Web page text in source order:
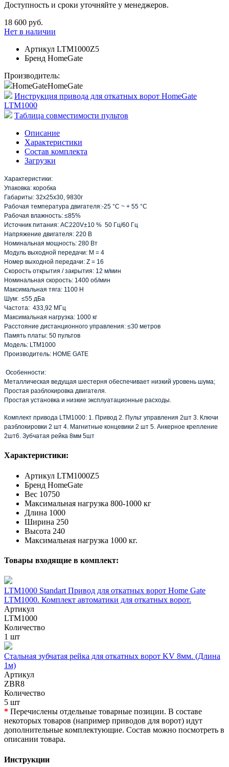
Доступность и сроки уточняйте у менеджеров.
18 600 руб.
Нет в наличии
Артикул LTM1000Z5
Бренд HomeGate
Производитель:
HomeGateHomeGate
Инструкция привода для откатных ворот HomeGate
LTM1000
Таблица совместимости пультов
Описание
Характеристики
Состав комплекта
Загрузки
Характеристики:
Упаковка: коробка
Габариты: 32х25х30, 9830г
Рабочая температура двигателя:-25 °C ~ + 55 °C
Рабочая влажность: ≤85%
Источник питания: AC220V±10 % 50 Гц/60 Гц
Напряжение двигателя: 220 В
Номинальная мощность: 280 Вт
Модуль выходной передачи: M = 4
Номер выходной передачи: Z = 16
Скорость открытия / закрытия: 12 м/мин
Номинальная скорость: 1400 об/мин
Максимальная тяга: 1100 Н
Шум: ≤55 дБа
Частота: 433,92 МГц
Максимальная нагрузка: 1000 кг
Расстояние дистанционного управления: ≤30 метров
Память платы: 50 пультов
Модель: LTM1000
Производитель: HOME GATE
Особенности:
Металлическая ведущая шестерня обеспечивает низкий уровень шума;
Простая разблокировка двигателя.
Простая установка и низкие эксплуатационные расходы.
Комплект привода LTM1000: 1. Привод 2. Пульт управления 2шт 3. Ключи
разблокировки 2 шт 4. Магнитные концевики 2 шт 5. Анкерное крепление
2шт6. Зубчатая рейка 8мм 5шт
Характеристики:
Артикул LTM1000Z5
Бренд HomeGate
Вес 10750
Максимальная нагрузка 800-1000 кг
Длина 1000
Ширина 250
Высота 240
Максимальная нагрузка 1000 кг.
Товары входящие в комплект:
LTM1000 Standart Привод для откатных ворот Home Gate
LTM1000. Комплект автоматики для откатных ворот.
Артикул
LTM1000
Количество
1 шт
Стальная зубчатая рейка для откатных ворот KV 8мм. (Длина
1м)
Артикул
ZBR8
Количество
5 шт
* Перечислены отдельные товарные позиции. В составе
некоторых товаров (например приводов для ворот) идут
дополнительные комплектующие. Состав можно посмотреть в
описании товара.
Инструкции